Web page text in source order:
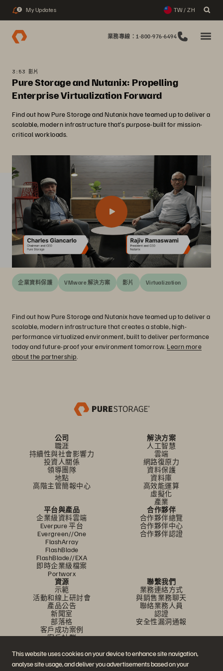
This website uses cookies on your device to enhance site navigation,
analyse site usage, and deliver you advertisements based on your
2 My Updates TW / ZH
業務專線：1-800-976-6494
3:53 影片
Pure Storage and Nutanix: Propelling
Enterprise Virtualization Forward
Find out how Pure Storage and Nutanix have teamed up to deliver a
scalable, modern infrastructure that’s purpose-built for mission-
critical workloads.
企業資料保護 VMware 解決方案 影片 Virtualization
Find out how Pure Storage and Nutanix have teamed up to deliver a
scalable, modern infrastructure that creates a stable, high-
performance virtualized environment, built to deliver performance
today and future-proof your environment tomorrow. Learn more
about the partnership
公司
職涯
持續性與社會影響力
投資人關係
領導團隊
地點
高階主管簡報中心
解決方案
人工智慧
雲端
網路復原力
資料保護
資料庫
高效能運算
虛擬化
產業
平台與產品
企業級資料雲端
Everpure 平台
Evergreen//One
FlashArray
FlashBlade
FlashBlade//EXA
即時企業級檔案
Portworx
合作夥伴
合作夥伴總覽
合作夥伴中心
合作夥伴認證
資源
示範
活動和線上研討會
產品公告
新聞室
部落格
客戶成功案例
客戶社群
聯繫我們
業務連絡方式
與銷售業務聊天
聯絡業務人員
認證
安全性漏洞通報